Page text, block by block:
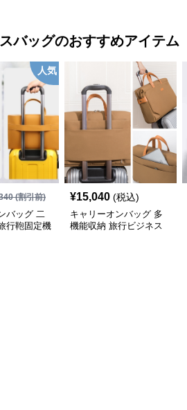
バッグのおすすめアイテム
人気
(割引前)
バッグ 二
行鞄固定機
¥15,040 (税込)
キャリーオンバッグ 多
機能収納 旅行ビジネス